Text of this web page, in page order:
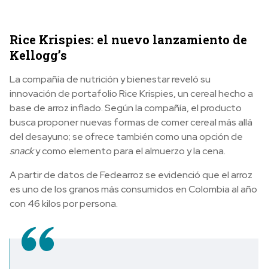
Rice Krispies: el nuevo lanzamiento de
Kellogg’s
La compañía de nutrición y bienestar reveló su
innovación de portafolio Rice Krispies, un cereal hecho a
base de arroz inflado. Según la compañía, el producto
busca proponer nuevas formas de comer cereal más allá
del desayuno; se ofrece también como una opción de
snacky como elemento para el almuerzo y la cena.
A partir de datos de Fedearroz se evidenció que el arroz
es uno de los granos más consumidos en Colombia al año
con 46 kilos por persona.